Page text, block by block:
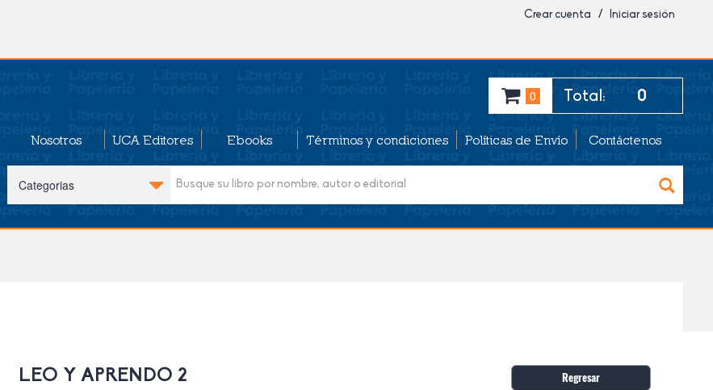
Crear cuenta / Iniciar sesión
0 Total: 0
Nosotros UCA Editores Ebooks Términos y condiciones Políticas de Envío Contáctenos
LEO Y APRENDO 2 Regresar